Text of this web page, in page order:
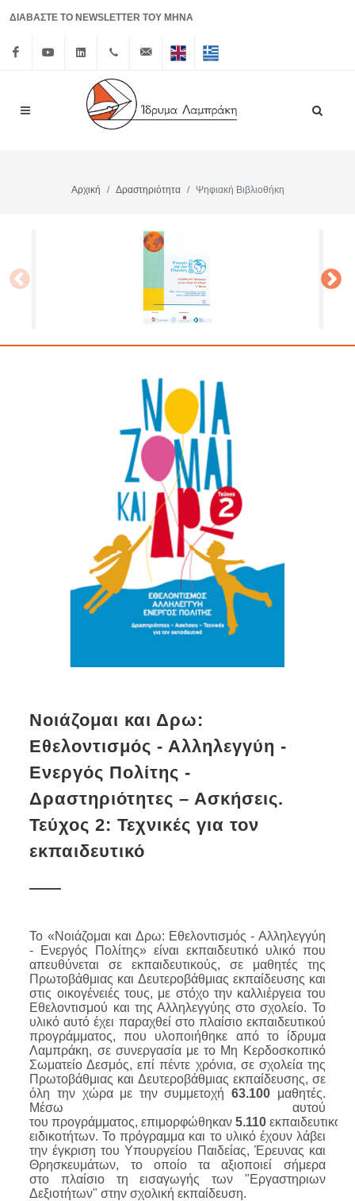
ΔΙΑΒΑΣΤΕ ΤΟ NEWSLETTER ΤΟΥ ΜΗΝΑ
Linkedin+30 210
3626150
info@lrf.gr
Αρχική Δραστηριότητα Ψηφιακή Βιβλιοθήκη
Νοιάζομαι και Δρω:
Εθελοντισμός - Αλληλεγγύη -
Ενεργός Πολίτης -
Δραστηριότητες – Ασκήσεις.
Τεύχος 2: Τεχνικές για τον
εκπαιδευτικό
Το «Νοιάζομαι και Δρω: Εθελοντισμός - Αλληλεγγύη
- Ενεργός Πολίτης» είναι εκπαιδευτικό υλικό που
απευθύνεται σε εκπαιδευτικούς, σε μαθητές της
Πρωτοβάθμιας και Δευτεροβάθμιας εκπαίδευσης και
στις οικογένειές τους, με στόχο την καλλιέργεια του
Εθελοντισμού και της Αλληλεγγύης στο σχολείο. Το
υλικό αυτό έχει παραχθεί στο πλαίσιο εκπαιδευτικού
προγράμματος, που υλοποιήθηκε
από το ίδρυμα
Λαμπράκη, σε συνεργασία με το Μη Κερδοσκοπικό
Σωματείο Δεσμός, επί πέντε χρόνια, σε σχολεία της
Πρωτοβάθμιας και Δευτεροβάθμιας εκπαίδευσης, σε
όλη την χώρα με την συμμετοχή 63.100 μαθητές.
Μέσω αυτού
του προγράμματος, επιμορφώθηκαν 5.110 εκπαιδευτικοί
ειδικοτήτων. Το πρόγραμμα και το υλικό έχουν λάβει
την έγκριση του Υπουργείου Παιδείας, Έρευνας και
Θρησκευμάτων, το οποίο τα αξιοποιεί σήμερα
στο
πλαίσιο
τη εισαγωγής των "Εργαστηριων
Δεξιοτήτων" στην σχολική εκπαίδευση.